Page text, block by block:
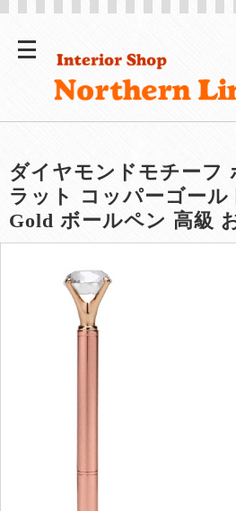
ダイヤモンドモチーフ
ラット コッパーゴール
Gold ボールペン 高級